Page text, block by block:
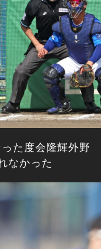
た度会隆輝外野
なかった